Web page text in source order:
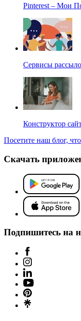
Pinterest – Мои
Сервисы
Конструктор
Посетите наш блог,
Скачать
Подпишитесь на